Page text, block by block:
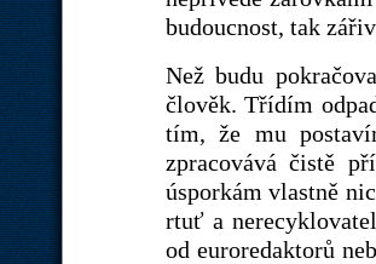
budoucnost, tak
Než budu
člověk. Třídím
tím, že mu
zpracovává čistě
úsporkám vlastně
rtuť a
od euroredaktorů